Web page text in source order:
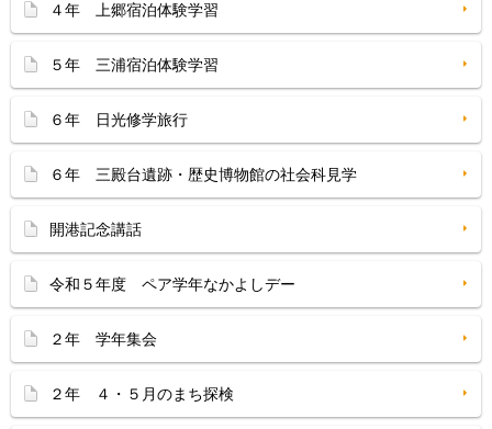
４年 上郷宿泊体験学習
５年 三浦宿泊体験学習
６年 日光修学旅行
６年 三殿台遺跡・歴史博物館の社会科見学
開港記念講話
令和５年度 ペア学年なかよしデー
２年 学年集会
２年 ４・５月のまち探検